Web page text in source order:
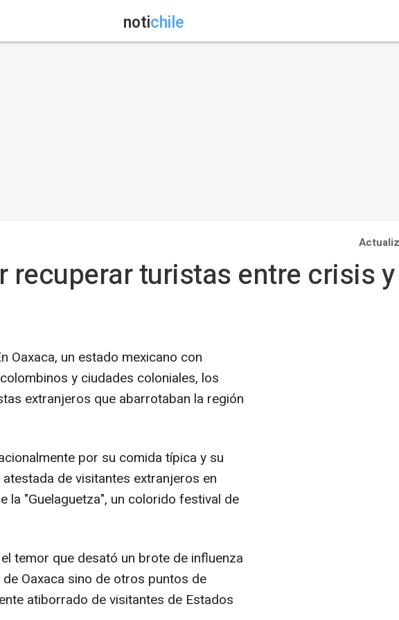
notichile
recuperar turistas entre crisis
Oaxaca, un estado mexicano con
y ciudades coloniales, los
extranjeros que abarrotaban la región
por su comida típica y su
de visitantes extranjeros en
la "Guelaguetza", un colorido festival de
temor que desató un brote de influenza
Oaxaca sino de otros puntos de
atiborrado de visitantes de Estados